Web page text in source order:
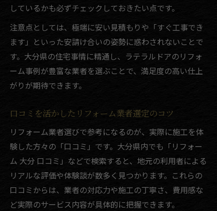
しているかも必ずチェックしておきたい点です。
注意点としては、極端に安い見積もりや「すぐ工事でき
ます」といった安請け合いの姿勢に惑わされないことで
す。大分県の住宅事情に精通し、ラテラルドアのリフォ
ーム事例が豊富な業者を選ぶことで、満足度の高い仕上
がりが期待できます。
口コミを活かしたリフォーム業者選定のコツ
リフォーム業者選びで参考になるのが、実際に施工を体
験した方々の「口コミ」です。大分県内でも「リフォー
ム 大分 口コミ」などで検索すると、地元の利用者による
リアルな評価や体験談が数多く見つかります。これらの
口コミからは、業者の対応力や施工の丁寧さ、費用感な
ど実際のサービス内容が具体的に把握できます。